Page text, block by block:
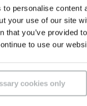
to personalise content
your use of our site
that you’ve provided
to use our
cookies only